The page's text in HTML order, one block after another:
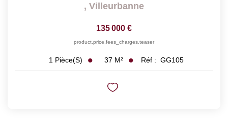
, Villeurbanne
135 000 €
product.price.fees_charges.teaser
1 Pièce(s) 37 M² Réf : GG105